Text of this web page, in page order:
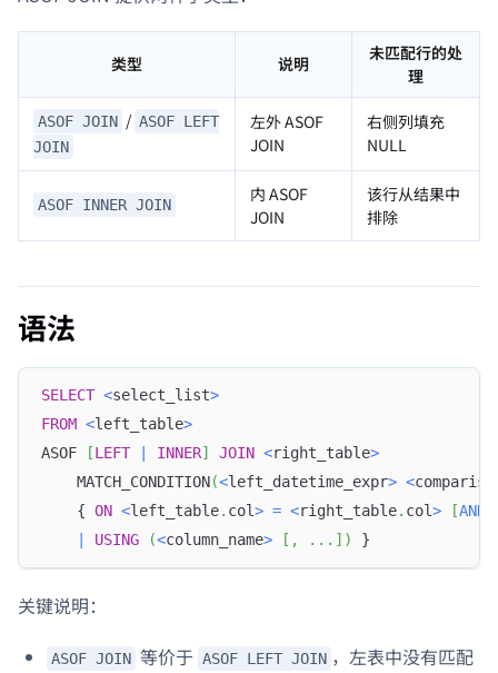
类型 说明
未匹配行的处
理
ASOF JOIN / ASOF LEFT
JOIN
左外 ASOF
JOIN
右侧列填充
NULL
ASOF INNER JOIN
内 ASOF
JOIN
该行从结果中
排除
语法
SELECT <select_list>
FROM <left_table>
ASOF
[LEFT INNER] JOIN <right_table>
    MATCH_CONDITION
(<left_datetime_expr> <
    {
ON <left_table. col> = <right_table. col> [AND
USING (<column_name> [ , . . . ] ) }
关键说明：
ASOF JOIN 等价于 ASOF LEFT JOIN ，左表中没有匹配